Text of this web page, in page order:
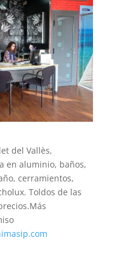
del Vallès,
en aluminio, baños,
cerramientos,
Toldos de las